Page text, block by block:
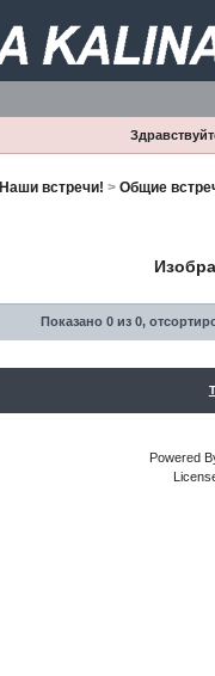
Наши встречи! > Общие
Показано 0 из 0,
Powered